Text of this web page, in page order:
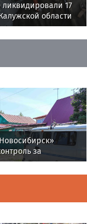
17
области
за
подвесами
проверок вырос в